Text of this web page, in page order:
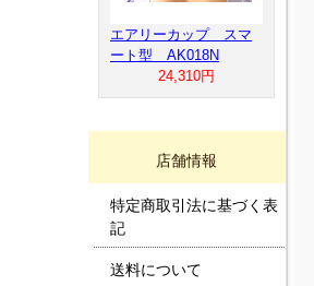
エアリーカップ スマ
ート型 AK018N
24,310円
店舗情報
特定商取引法に基づく表
記
送料について